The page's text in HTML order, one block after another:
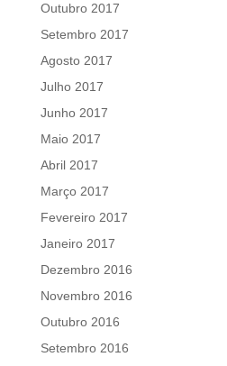
Outubro 2017
Setembro 2017
Agosto 2017
Julho 2017
Junho 2017
Maio 2017
Abril 2017
Março 2017
Fevereiro 2017
Janeiro 2017
Dezembro 2016
Novembro 2016
Outubro 2016
Setembro 2016